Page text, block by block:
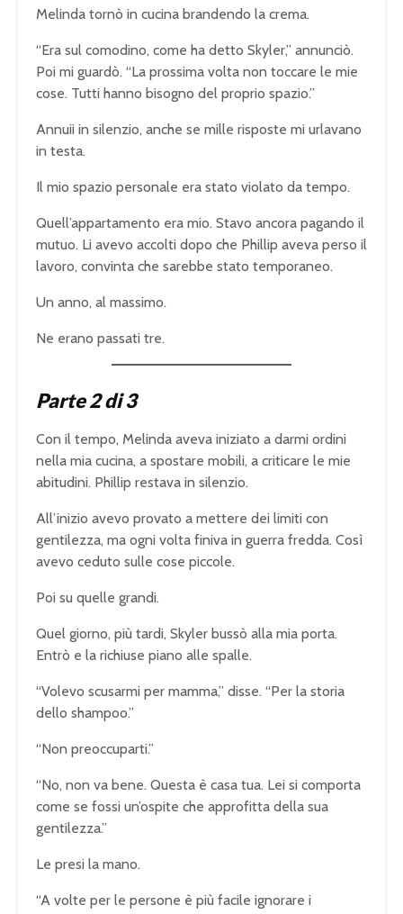
Melinda tornò in cucina brandendo la crema.
“Era sul comodino, come ha detto Skyler,” annunciò.
Poi mi guardò. “La prossima volta non toccare le mie
cose. Tutti hanno bisogno del proprio spazio.”
Annuii in silenzio, anche se mille risposte mi urlavano
in testa.
Il mio spazio personale era stato violato da tempo.
Quell’appartamento era mio. Stavo ancora pagando il
mutuo. Li avevo accolti dopo che Phillip aveva perso il
lavoro, convinta che sarebbe stato temporaneo.
Un anno, al massimo.
Ne erano passati tre.
Parte 2 di 3
Con il tempo, Melinda aveva iniziato a darmi ordini
nella mia cucina, a spostare mobili, a criticare le mie
abitudini. Phillip restava in silenzio.
All’inizio avevo provato a mettere dei limiti con
gentilezza, ma ogni volta finiva in guerra fredda. Così
avevo ceduto sulle cose piccole.
Poi su quelle grandi.
Quel giorno, più tardi, Skyler bussò alla mia porta.
Entrò e la richiuse piano alle spalle.
“Volevo scusarmi per mamma,” disse. “Per la storia
dello shampoo.”
“Non preoccuparti.”
“No, non va bene. Questa è casa tua. Lei si comporta
come se fossi un’ospite che approfitta della sua
gentilezza.”
Le presi la mano.
“A volte per le persone è più facile ignorare i